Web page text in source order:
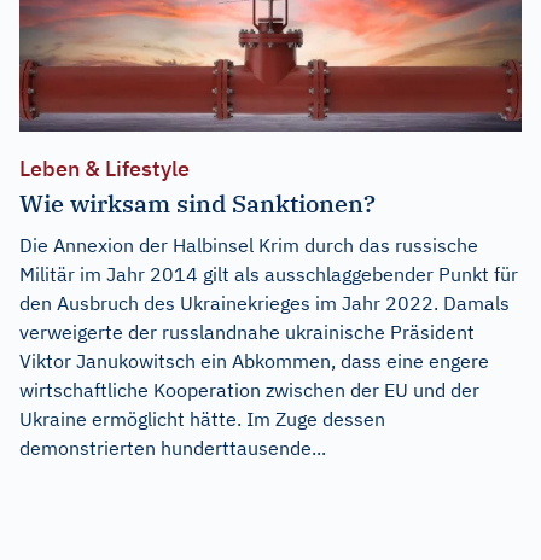
Leben & Lifestyle
Wie wirksam sind Sanktionen?
Die Annexion der Halbinsel Krim durch das russische
Militär im Jahr 2014 gilt als ausschlaggebender Punkt für
den Ausbruch des Ukrainekrieges im Jahr 2022. Damals
verweigerte der russlandnahe ukrainische Präsident
Viktor Janukowitsch ein Abkommen, dass eine engere
wirtschaftliche Kooperation zwischen der EU und der
Ukraine ermöglicht hätte. Im Zuge dessen
demonstrierten hunderttausende...